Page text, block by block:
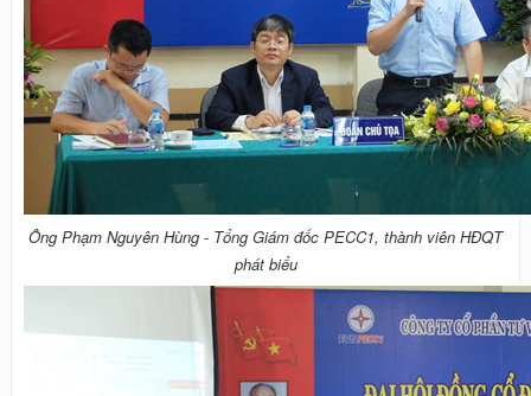
Ông Phạm Nguyên Hùng - Tổng Giám đốc PECC1, thành viên HĐQT
phát biểu